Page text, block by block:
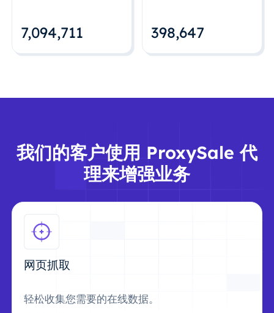
7,094,712 398,648
我们的客户使用 ProxySale 代
理来增强业务
网页抓取
轻松收集您需要的在线数据。